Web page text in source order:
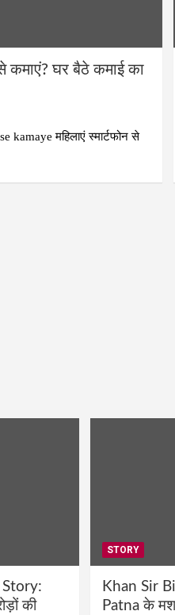
कमाएं? घर बैठे कमाई का
kamaye महिलाएं स्मार्टफोन से
Story:
की
STORY
Khan Sir
Patna के